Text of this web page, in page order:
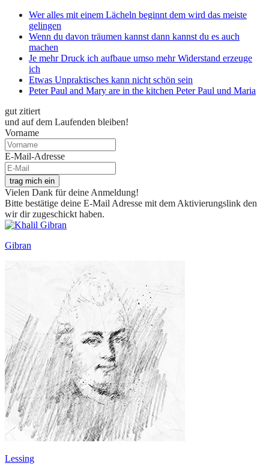
Wer alles mit einem Lächeln beginnt dem wird das meiste
gelingen
Wenn du davon träumen kannst dann kannst du es auch
machen
Je mehr Druck ich aufbaue umso mehr Widerstand erzeuge
ich
Etwas Unpraktisches kann nicht schön sein
Peter Paul and Mary are in the kitchen Peter Paul und Maria
gut zitiert
und auf dem Laufenden bleiben!
Vorname
E-Mail-Adresse
trag mich ein
Vielen Dank für deine Anmeldung!
Bitte bestätige deine E-Mail Adresse mit dem Aktivierungslink den
wir dir zugeschickt haben.
Gibran
Lessing